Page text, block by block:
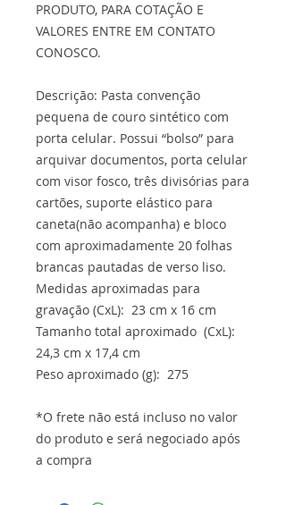
PRODUTO, PARA COTAÇÃO E
VALORES ENTRE EM CONTATO
CONOSCO.
Descrição: Pasta convenção
pequena de couro sintético com
porta celular. Possui “bolso” para
arquivar documentos, porta celular
com visor fosco, três divisórias para
cartões, suporte elástico para
caneta(não acompanha) e bloco
com aproximadamente 20 folhas
brancas pautadas de verso liso.
Medidas aproximadas para
gravação (CxL): 23 cm x 16 cm
Tamanho total aproximado (CxL):
24,3 cm x 17,4 cm
Peso aproximado (g): 275
*O frete não está incluso no valor
do produto e será negociado após
a compra